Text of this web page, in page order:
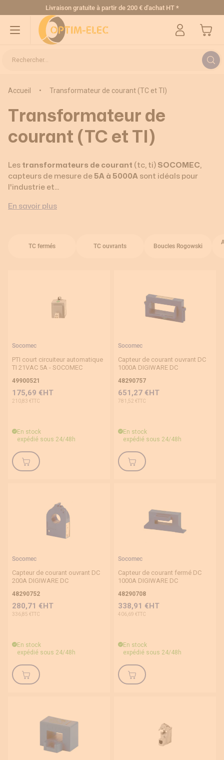
Allez au contenuLivraison gratuite à partir de 200 € d'achat HT *
Mon
Rechercher...
Accueil • Transformateur de courant (TC et TI)
Transformateur de
courant (TC et TI)
Les transformateurs de courant (tc, ti) SOCOMEC,
capteurs de mesure de 5A à 5000A sont idéals pour
l'industrie et…
En savoir plus
TC fermés TC ouvrants Boucles Rogowski
TC fermés ( 316
TC ouvrants (
47
Autres capteurs de mesure (
TC à câble
TC triphasé à câble
TC triphasé à câble ou barre
TC à primaire bobiné
TC ouvrant DC
Courant (A)
5…20A
10A
20A
25...63A
Prix
Socomec
PTI court circuiteur automatique
TI 21VAC 5A - SOCOMEC
49900521
210,83 €
175,69 €
En stock
expédié sous 24/48h
Socomec
Capteur de courant ouvrant DC
1000A DIGIWARE DC
48290757
781,52 €
651,27 €
En stock
expédié sous 24/48h
Socomec
Capteur de courant ouvrant DC
200A DIGIWARE DC
48290752
336,85 €
280,71 €
En stock
expédié sous 24/48h
Socomec
Capteur de courant fermé DC
1000A DIGIWARE DC
48290708
406,69 €
338,91 €
En stock
expédié sous 24/48h